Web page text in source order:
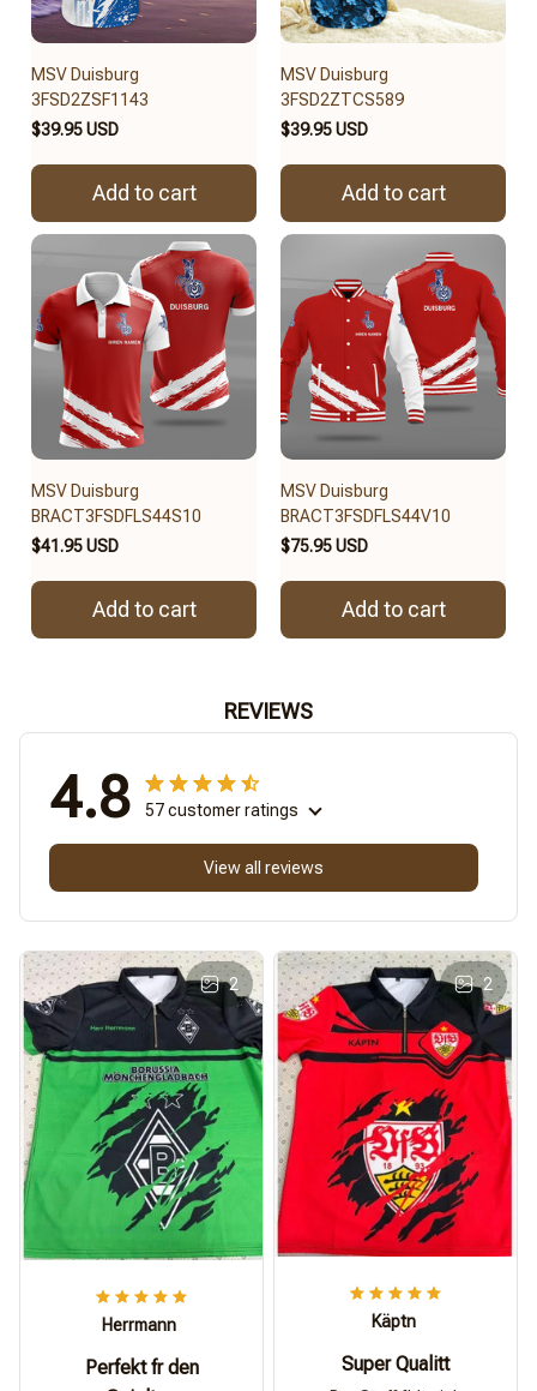
MSV Duisburg
3FSD2ZSF1143
$39.95 USD
Add to cart
MSV Duisburg
3FSD2ZTCS589
$39.95 USD
Add to cart
MSV Duisburg
BRACT3FSDFLS44S10
$41.95 USD
Add to cart
MSV Duisburg
BRACT3FSDFLS44V10
$75.95 USD
Add to cart
REVIEWS
4.8 57 customer ratings
View all reviews
2
Herrmann
Perfekt fr den
2
Käptn
Super Qualitt